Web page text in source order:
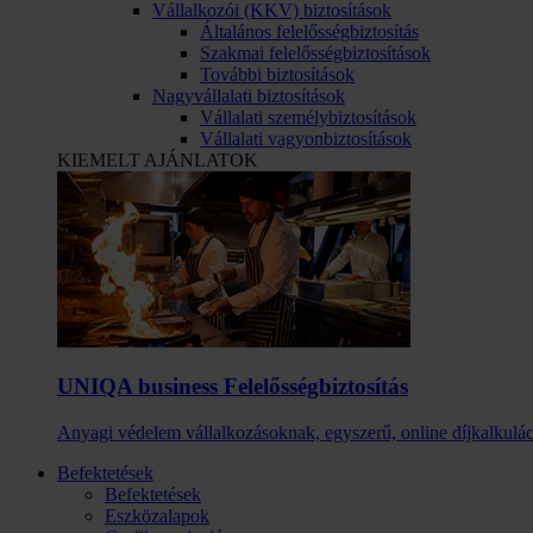
Vállalkozói (KKV) biztosítások
Általános felelősségbiztosítás
Szakmai felelősségbiztosítások
További biztosítások
Nagyvállalati biztosítások
Vállalati személybiztosítások
Vállalati vagyonbiztosítások
KIEMELT AJÁNLATOK
UNIQA business Felelősség­biztosítás
Anyagi védelem vállalkozásoknak, egyszerű, online
Befektetések
Befektetések
Eszközalapok